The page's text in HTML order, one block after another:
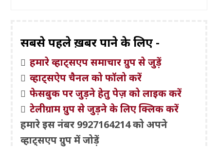
सबसे पहले ख़बरें पाने के लिए -
हमारे व्हाट्सएप समाचार ग्रुप से जुड़ें
व्हाट्सऐप चैनल को फॉलो करें
फेसबुक पर जुड़ने हेतु पेज़ को लाइक करें
टेलीग्राम ग्रुप से जुड़ने के लिए क्लिक करें
हमारे इस नंबर 9927164214 को अपने
व्हाट्सएप ग्रुप में जोड़ें